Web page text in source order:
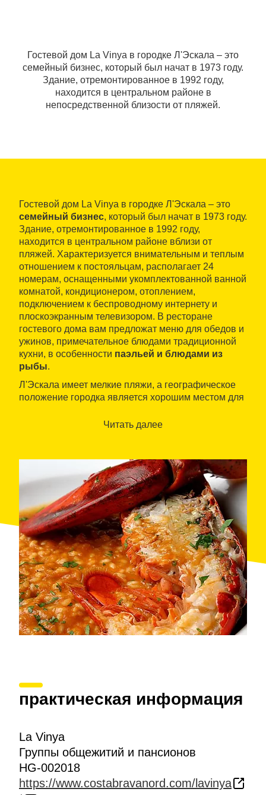
Гостевой дом La Vinya в городке Л'Эскала – это
семейный бизнес, который был начат в 1973 году.
Здание, отремонтированное в 1992 году,
находится в центральном районе в
непосредственной близости от пляжей.
Гостевой дом La Vinya в городке Л'Эскала – это
семейный бизнес, который был начат в 1973 году.
Здание, отремонтированное в 1992 году,
находится в центральном районе вблизи от
пляжей. Характеризуется внимательным и теплым
отношением к постояльцам, располагает 24
номерам, оснащенными укомплектованной ванной
комнатой, кондиционером, отоплением,
подключением к беспроводному интернету и
плоскоэкранным телевизором. В ресторане
гостевого дома вам предложат меню для обедов и
ужинов, примечательное блюдами традиционной
кухни, в особенности паэльей и блюдами из
рыбы.
Л'Эскала имеет мелкие пляжи, а географическое
положение городка является хорошим местом для
Брава. Неподалеку находятся греческие и римские
спорта.
Читать далее
практическая информация
La Vinya
Группы общежитий и пансионов
HG-002018
https://www.costabravanord.com/lavinya